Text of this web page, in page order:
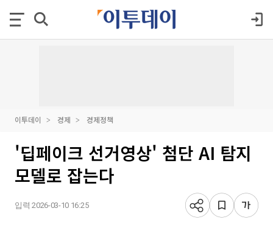
이투데이 경제 경제정책
'딥페이크 선거영상' 첨단 AI 탐지
모델로 잡는다
입력 2026-03-10 16:25